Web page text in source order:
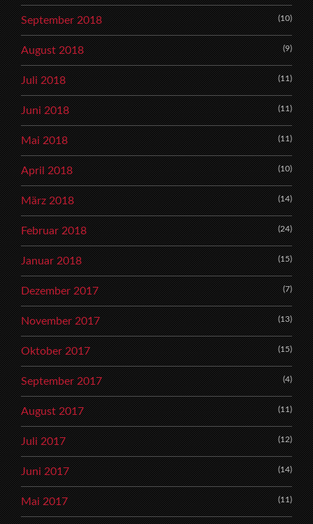
September 2018 (10)
August 2018 (9)
Juli 2018 (11)
Juni 2018 (11)
Mai 2018 (11)
April 2018 (10)
März 2018 (14)
Februar 2018 (24)
Januar 2018 (15)
Dezember 2017 (7)
November 2017 (13)
Oktober 2017 (15)
September 2017 (4)
August 2017 (11)
Juli 2017 (12)
Juni 2017 (14)
Mai 2017 (11)